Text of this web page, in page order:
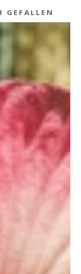
GEFALLEN